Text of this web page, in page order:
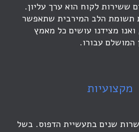
ששירות לקוח הוא ערך עליון.
תשומת הלב המירבית שתאפשר
מצידנו עושים כל מאמץ
המושלם עבורו.
מקצועיות
שנים בתעשיית הדפוס. בשל